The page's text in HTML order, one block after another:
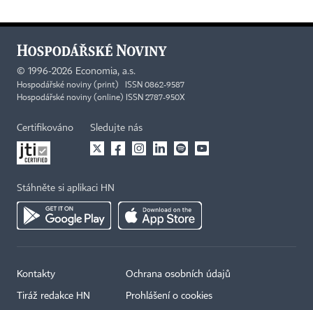
© 1996-2026 Economia, a.s.
Hospodářské noviny (print) ISSN 0862-9587
Hospodářské noviny (online) ISSN 2787-950X
Certifikováno Sledujte nás
Stáhněte si aplikaci HN
Kontakty
Tiráž redakce HN
Ochrana osobních údajů
Prohlášení o cookies